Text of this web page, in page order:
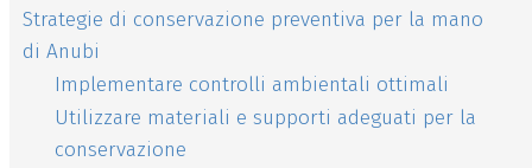
Strategie di conservazione preventiva per la mano
di Anubi
Implementare controlli ambientali ottimali
Utilizzare materiali e supporti adeguati per la
conservazione